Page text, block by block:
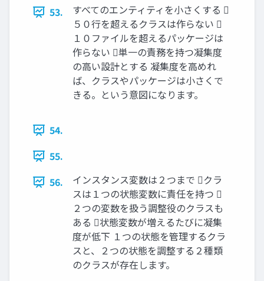
53.
すべてのエンティティを小さくする 
５０行を超えるクラスは作らない 
１０ファイルを超えるパッケージは
作らない 単一の責務を持つ凝集度
の高い設計とする 凝集度を高めれ
ば、クラスやパッケージは小さくで
きる。という意図になります。
54.
55.
56.
インスタンス変数は２つまで クラ
スは１つの状態変数に責任を持つ 
２つの変数を扱う調整役のクラスも
ある 状態変数が増えるたびに凝集
度が低下 １つの状態を管理するクラ
スと、２つの状態を調整する２種類
のクラスが存在します。